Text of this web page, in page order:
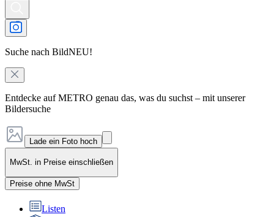
Suche nach BildNEU!
Entdecke auf METRO genau das, was du suchst – mit unserer
Bildersuche
Lade ein Foto hoch
MwSt. in Preise einschließen
Preise ohne MwSt
Listen